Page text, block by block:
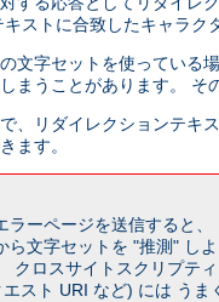
ストに合致したキャラク
文字セットを使っている
まうことがあります。 そ
、リダイレクションテキ
ます。
ラーページを送信すると
ら文字セットを "推測" し
クロスサイトスクリプテ
スト URI など) には うま